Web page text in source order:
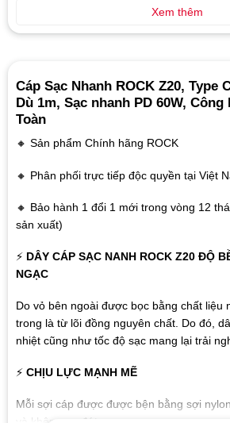
Cáp Sạc Nhanh ROCK Z20, Type
Dù 1m, Sạc nhanh PD 60W, Công
Toàn
🔸 Sản phẩm Chính hãng ROCK
🔸 Phân phối trực tiếp độc quyền tại Việt
🔸 Bảo hành 1 đổi 1 mới trong vòng 12
sản xuất)
⚡DÂY CÁP SẠC NANH ROCK Z20 ĐỘ
NGẠC
Do vỏ bên ngoài được bọc bằng chất liệu
trong là từ lõi đồng nguyên chất. Do đó,
nhiệt cũng như tốc độ sạc mang lại trải
⚡ CHỊU LỰC MẠNH MẼ
Mỗi sợi cáp được được bện bằng sợi
Xem thêm